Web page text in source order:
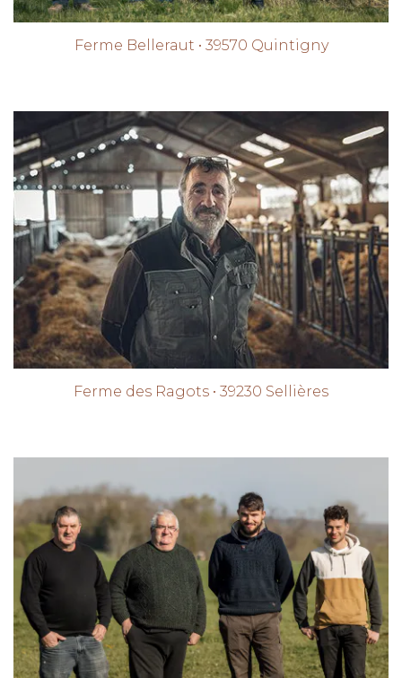
Ferme Belleraut • 39570 Quintigny
Ferme des Ragots • 39230 Sellières